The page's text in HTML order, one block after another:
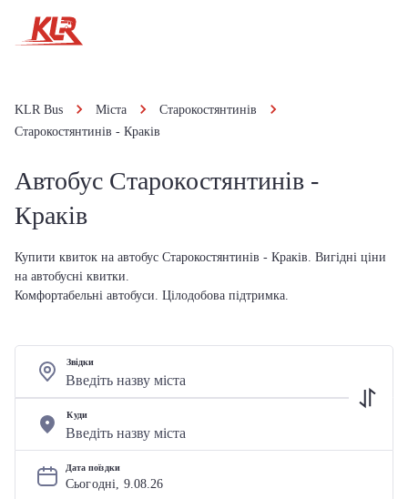
KLR Bus Міста
Старокостянтинів
Старокостянтинів - Краків
Автобус Старокостянтинів -
Краків
Купити квиток на автобус Старокостянтинів - Краків. Вигідні ціни
на автобусні квитки.
Комфортабельні автобуси. Цілодобова підтримка.
Звідки
Куди
Дата поїздки
Сьогодні, 9.08.26